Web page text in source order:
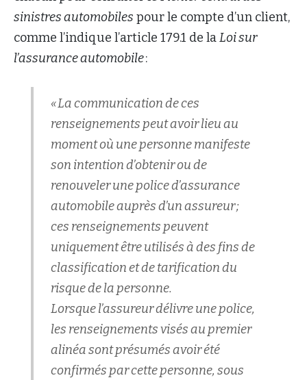
sinistres automobiles pour le compte d’un client,
comme l’indique l’article 179.1 de laLoi sur
l’assurance automobile:
« La communication de ces
renseignements peut avoir lieu au
moment où une personne manifeste
son intention d’obtenir ou de
renouveler une police d’assurance
automobile auprès d’un assureur ;
ces renseignements peuvent
uniquement être utilisés à des fins de
classification et de tarification du
risque de la personne.
Lorsque l’assureur délivre une police,
les renseignements visés au premier
alinéa sont présumés avoir été
confirmés par cette personne, sous